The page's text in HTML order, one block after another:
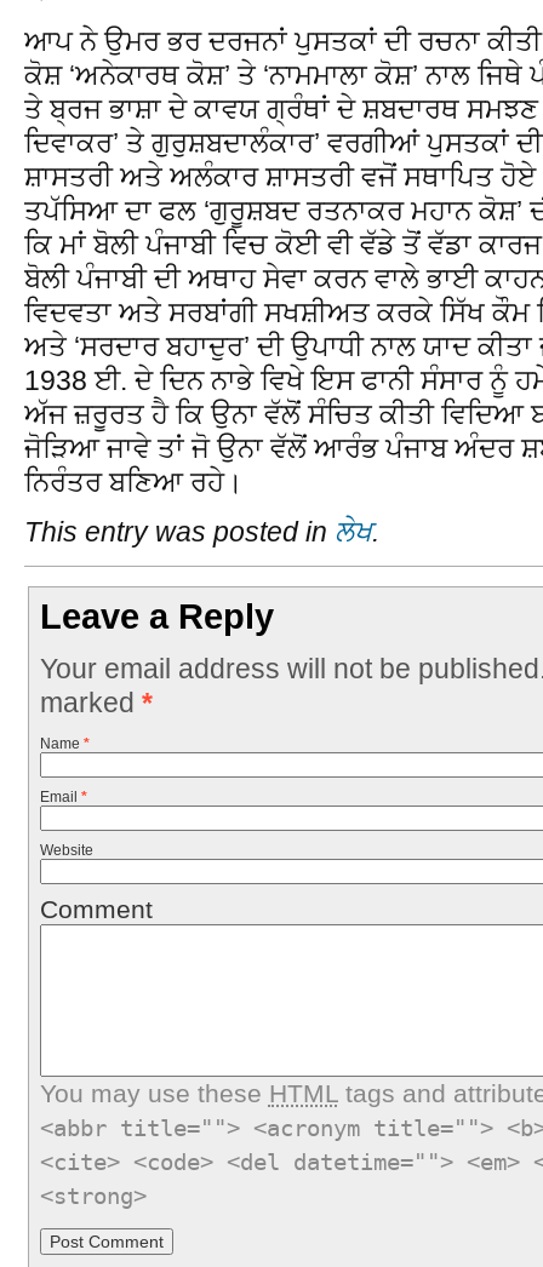
ਆਪ ਨੇ ਉਮਰ ਭਰ ਦਰਜਨਾਂ ਪੁਸਤਕਾਂ ਦੀ ਰਚਨਾ
ਕੋਸ਼ ‘ਅਨੇਕਾਰਥ ਕੋਸ਼’ ਤੇ ‘ਨਾਮਮਾਲਾ ਕੋਸ਼’ ਨਾਲ ਜਿਥੇ
ਤੇ ਬ੍ਰਜ ਭਾਸ਼ਾ ਦੇ ਕਾਵਯ ਗ੍ਰੰਥਾਂ ਦੇ ਸ਼ਬਦਾਰਥ
ਦਿਵਾਕਰ’ ਤੇ ਗੁਰੁਸ਼ਬਦਾਲੰਕਾਰ’ ਵਰਗੀਆਂ ਪੁਸਤਕਾਂ
ਸ਼ਾਸਤਰੀ ਅਤੇ ਅਲੰਕਾਰ ਸ਼ਾਸਤਰੀ ਵਜੋਂ ਸਥਾਪਿਤ
ਤਪੱਸਿਆ ਦਾ ਫਲ ‘ਗੁਰੂਸ਼ਬਦ ਰਤਨਾਕਰ ਮਹਾਨ ਕੋਸ਼’
ਕਿ ਮਾਂ ਬੋਲੀ ਪੰਜਾਬੀ ਵਿਚ ਕੋਈ ਵੀ ਵੱਡੇ ਤੋਂ ਵੱਡਾ
ਬੋਲੀ ਪੰਜਾਬੀ ਦੀ ਅਥਾਹ ਸੇਵਾ ਕਰਨ ਵਾਲੇ ਭਾਈ
ਵਿਦਵਤਾ ਅਤੇ ਸਰਬਾਂਗੀ ਸਖਸ਼ੀਅਤ ਕਰਕੇ ਸਿੱਖ ਕੌਮ
ਅਤੇ ‘ਸਰਦਾਰ ਬਹਾਦੁਰ’ ਦੀ ਉਪਾਧੀ ਨਾਲ ਯਾਦ
1938 ਈ. ਦੇ ਦਿਨ ਨਾਭੇ ਵਿਖੇ ਇਸ ਫਾਨੀ ਸੰਸਾਰ ਨੂੰ
ਅੱਜ ਜ਼ਰੂਰਤ ਹੈ ਕਿ ਉਨਾ ਵੱਲੋਂ ਸੰਚਿਤ ਕੀਤੀ ਵਿਦਿਆ
ਜੋੜਿਆ ਜਾਵੇ ਤਾਂ ਜੋ ਉਨਾ ਵੱਲੋਂ ਆਰੰਭ ਪੰਜਾਬ ਅੰਦਰ
ਨਿਰੰਤਰ ਬਣਿਆ ਰਹੇ।
This entry was posted in ਲੇਖ.
Leave a Reply
Your email address will not be
marked *
Name *
Email *
Website
Comment
You may use these HTMLtags and
<abbr title=""> <acronym title="">
<cite> <code> <del datetime="">
<strong>